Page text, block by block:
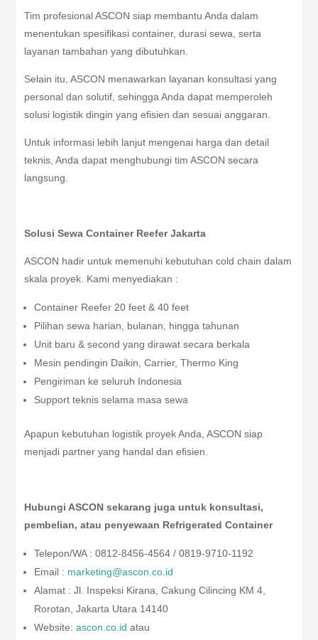
Tim profesional ASCON siap membantu Anda dalam
menentukan spesifikasi container, durasi sewa, serta
layanan tambahan yang dibutuhkan.
Selain itu, ASCON menawarkan layanan konsultasi yang
personal dan solutif, sehingga Anda dapat memperoleh
solusi logistik dingin yang efisien dan sesuai anggaran.
Untuk informasi lebih lanjut mengenai harga dan detail
teknis, Anda dapat menghubungi tim ASCON secara
langsung.
Solusi Sewa Container Reefer Jakarta
ASCON hadir untuk memenuhi kebutuhan cold chain dalam
skala proyek. Kami menyediakan :
Container Reefer 20 feet & 40 feet
Pilihan sewa harian, bulanan, hingga tahunan
Unit baru & second yang dirawat secara berkala
Mesin pendingin Daikin, Carrier, Thermo King
Pengiriman ke seluruh Indonesia
Support teknis selama masa sewa
Apapun kebutuhan logistik proyek Anda, ASCON siap
menjadi partner yang handal dan efisien.
Hubungi ASCON sekarang juga untuk konsultasi,
pembelian, atau penyewaan Refrigerated Container
Telepon/WA : 0812-8456-4564 / 0819-9710-1192
Email : marketing@ascon.co.id
Alamat : Jl. Inspeksi Kirana, Cakung Cilincing KM 4,
Rorotan, Jakarta Utara 14140
Website:ascon.co.id atau